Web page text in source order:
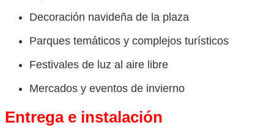
Decoración navideña de la plaza
Parques temáticos y complejos turísticos
Festivales de luz al aire libre
Mercados y eventos de invierno
Entrega e instalación